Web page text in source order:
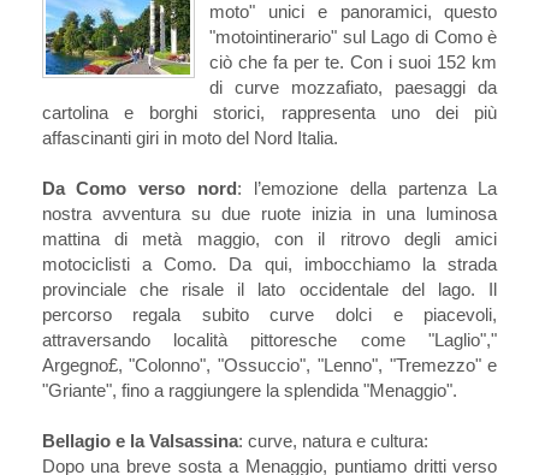
moto" unici e panoramici, questo
"motointinerario" sul Lago di Como è
ciò che fa per te. Con i suoi 152 km
di curve mozzafiato, paesaggi da
cartolina e borghi storici, rappresenta uno dei più
affascinanti giri in moto del Nord Italia.
Da Como verso nord: l’emozione della partenza La
nostra avventura su due ruote inizia in una luminosa
mattina di metà maggio, con il ritrovo degli amici
motociclisti a Como. Da qui, imbocchiamo la strada
provinciale che risale il lato occidentale del lago. Il
percorso regala subito curve dolci e piacevoli,
attraversando località pittoresche come "Laglio","
Argegno£, "Colonno", "Ossuccio", "Lenno", "Tremezzo" e
"Griante", fino a raggiungere la splendida "Menaggio".
Bellagio e la Valsassina: curve, natura e cultura:
Dopo una breve sosta a Menaggio, puntiamo dritti verso